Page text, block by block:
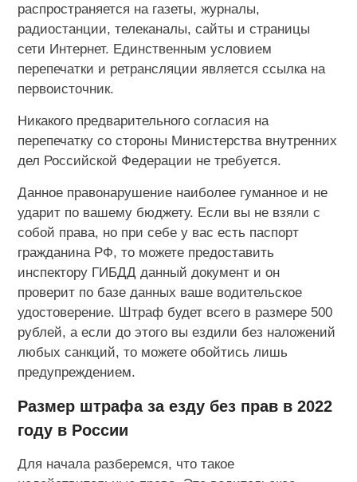
распространяется на газеты, журналы,
радиостанции, телеканалы, сайты и страницы
сети Интернет. Единственным условием
перепечатки и ретрансляции является ссылка на
первоисточник.
Никакого предварительного согласия на
перепечатку со стороны Министерства внутренних
дел Российской Федерации не требуется.
Данное правонарушение наиболее гуманное и не
ударит по вашему бюджету. Если вы не взяли с
собой права, но при себе у вас есть паспорт
гражданина РФ, то можете предоставить
инспектору ГИБДД данный документ и он
проверит по базе данных ваше водительское
удостоверение. Штраф будет всего в размере 500
рублей, а если до этого вы ездили без наложений
любых санкций, то можете обойтись лишь
предупреждением.
Размер штрафа за езду без прав в 2022
году в России
Для начала разберемся, что такое